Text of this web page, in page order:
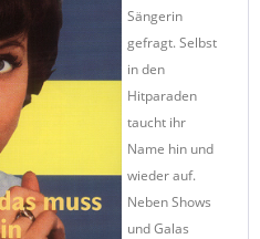
Sängerin
gefragt. Selbst
in den
Hitparaden
taucht ihr
Name hin und
wieder auf.
Neben Shows
und Galas